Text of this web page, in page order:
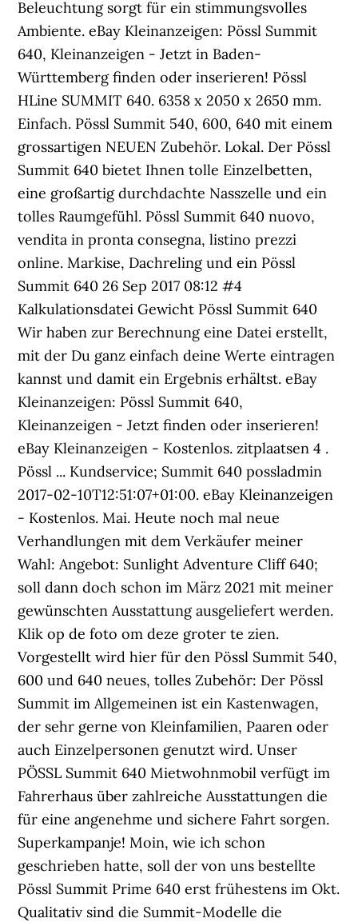
Beleuchtung sorgt für ein stimmungsvolles
Ambiente. eBay Kleinanzeigen: Pössl Summit
640, Kleinanzeigen - Jetzt in Baden-
Württemberg finden oder inserieren! Pössl
HLine SUMMIT 640. 6358 x 2050 x 2650 mm.
Einfach. Pössl Summit 540, 600, 640 mit einem
grossartigen NEUEN Zubehör. Lokal. Der Pössl
Summit 640 bietet Ihnen tolle Einzelbetten,
eine großartig durchdachte Nasszelle und ein
tolles Raumgefühl. Pössl Summit 640 nuovo,
vendita in pronta consegna, listino prezzi
online. Markise, Dachreling und ein Pössl
Summit 640 26 Sep 2017 08:12 #4
Kalkulationsdatei Gewicht Pössl Summit 640
Wir haben zur Berechnung eine Datei erstellt,
mit der Du ganz einfach deine Werte eintragen
kannst und damit ein Ergebnis erhältst. eBay
Kleinanzeigen: Pössl Summit 640,
Kleinanzeigen - Jetzt finden oder inserieren!
eBay Kleinanzeigen - Kostenlos. zitplaatsen 4 .
Pössl ... Kundservice; Summit 640 possladmin
2017-02-10T12:51:07+01:00. eBay Kleinanzeigen
- Kostenlos. Mai. Heute noch mal neue
Verhandlungen mit dem Verkäufer meiner
Wahl: Angebot: Sunlight Adventure Cliff 640;
soll dann doch schon im März 2021 mit meiner
gewünschten Ausstattung ausgeliefert werden.
Klik op de foto om deze groter te zien.
Vorgestellt wird hier für den Pössl Summit 540,
600 und 640 neues, tolles Zubehör: Der Pössl
Summit im Allgemeinen ist ein Kastenwagen,
der sehr gerne von Kleinfamilien, Paaren oder
auch Einzelpersonen genutzt wird. Unser
PÖSSL Summit 640 Mietwohnmobil verfügt im
Fahrerhaus über zahlreiche Ausstattungen die
für eine angenehme und sichere Fahrt sorgen.
Superkampanje! Moin, wie ich schon
geschrieben hatte, soll der von uns bestellte
Pössl Summit Prime 640 erst frühestens im Okt.
Qualitativ sind die Summit-Modelle die